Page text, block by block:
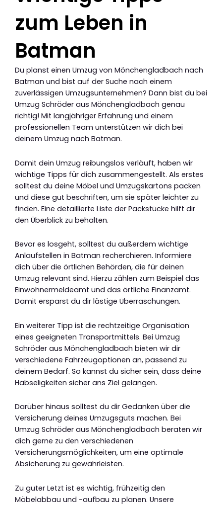
zum Leben in
Batman
Du planst einen Umzug von Mönchengladbach nach
Batman und bist auf der Suche nach einem
zuverlässigen Umzugsunternehmen? Dann bist du bei
Umzug Schröder aus Mönchengladbach genau
richtig! Mit langjähriger Erfahrung und einem
professionellen Team unterstützen wir dich bei
deinem Umzug nach Batman.
Damit dein Umzug reibungslos verläuft, haben wir
wichtige Tipps für dich zusammengestellt. Als erstes
solltest du deine Möbel und Umzugskartons packen
und diese gut beschriften, um sie später leichter zu
finden. Eine detaillierte Liste der Packstücke hilft dir
den Überblick zu behalten.
Bevor es losgeht, solltest du außerdem wichtige
Anlaufstellen in Batman recherchieren. Informiere
dich über die örtlichen Behörden, die für deinen
Umzug relevant sind. Hierzu zählen zum Beispiel das
Einwohnermeldeamt und das örtliche Finanzamt.
Damit ersparst du dir lästige Überraschungen.
Ein weiterer Tipp ist die rechtzeitige Organisation
eines geeigneten Transportmittels. Bei Umzug
Schröder aus Mönchengladbach bieten wir dir
verschiedene Fahrzeugoptionen an, passend zu
deinem Bedarf. So kannst du sicher sein, dass deine
Habseligkeiten sicher ans Ziel gelangen.
Darüber hinaus solltest du dir Gedanken über die
Versicherung deines Umzugsguts machen. Bei
Umzug Schröder aus Mönchengladbach beraten wir
dich gerne zu den verschiedenen
Versicherungsmöglichkeiten, um eine optimale
Absicherung zu gewährleisten.
Zu guter Letzt ist es wichtig, frühzeitig den
Möbelabbau und -aufbau zu planen. Unsere